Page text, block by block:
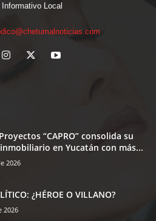
Informativo Local
“CAPRO” consolida su
en Yucatán con más...
2026
¿HÉROE O VILLANO?
2026